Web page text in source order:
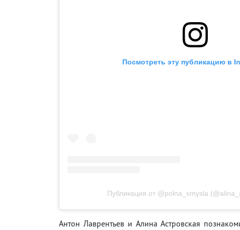
Посмотреть эту публикацию в
Публикация от @polna_smysla
Антон Лаврентьев и Алина Астровская